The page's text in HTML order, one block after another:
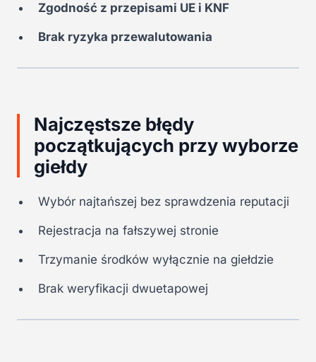
Zgodność z przepisami UE i KNF
Brak ryzyka przewalutowania
Najczęstsze błędy
początkujących przy wyborze
giełdy
Wybór najtańszej bez sprawdzenia reputacji
Rejestracja na fałszywej stronie
Trzymanie środków wyłącznie na giełdzie
Brak weryfikacji dwuetapowej